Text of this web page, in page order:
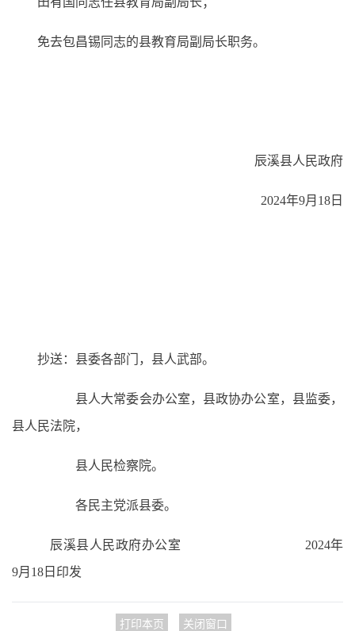
免去包昌锡同志的县教育局副局长职务。
辰溪县人民政府
2024年9月18日
抄送：县委各部门，县人武部。
县人大常委会办公室，县政协办公室，县监委，
县人民法院，
县人民检察院。
各民主党派县委。
辰溪县人民政府办公室 2024年
9月18日印发
打印本页 关闭窗口